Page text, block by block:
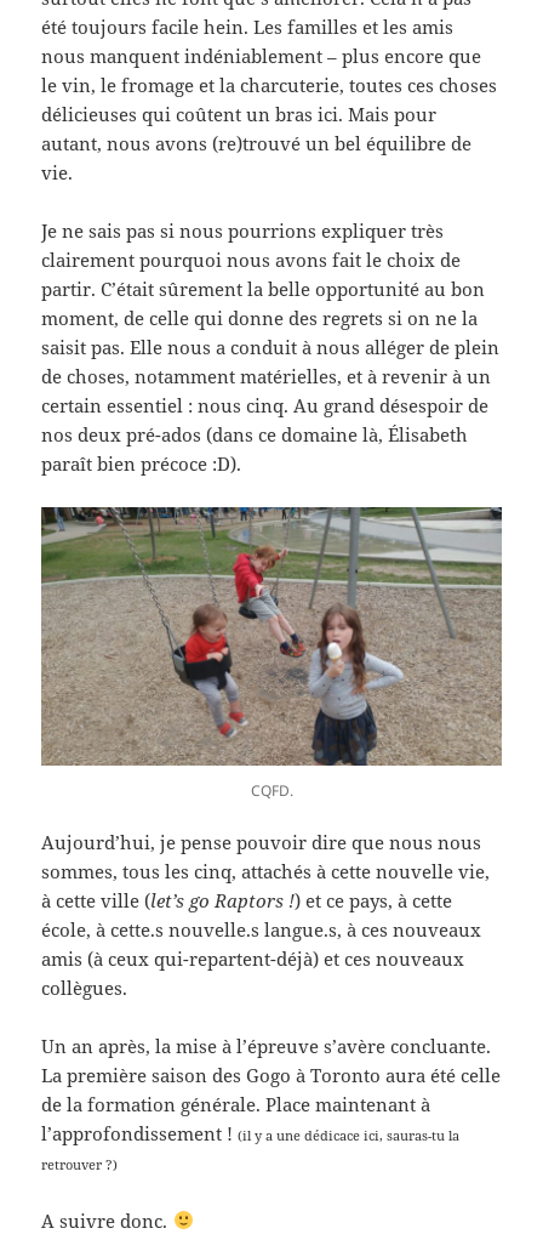
été toujours facile hein. Les familles et les amis
nous manquent indéniablement – plus encore que
le vin, le fromage et la charcuterie, toutes ces choses
délicieuses qui coûtent un bras ici. Mais pour
autant, nous avons (re)trouvé un bel équilibre de
vie.
Je ne sais pas si nous pourrions expliquer très
clairement pourquoi nous avons fait le choix de
partir. C’était sûrement la belle opportunité au bon
moment, de celle qui donne des regrets si on ne la
saisit pas. Elle nous a conduit à nous alléger de plein
de choses, notamment matérielles, et à revenir à un
certain essentiel : nous cinq. Au grand désespoir de
nos deux pré-ados (dans ce domaine là, Élisabeth
paraît bien précoce :D).
CQFD.
Aujourd’hui, je pense pouvoir dire que nous nous
sommes, tous les cinq, attachés à cette nouvelle vie,
à cette ville (let’s go Raptors !) et ce pays, à cette
école, à cette.s nouvelle.s langue.s, à ces nouveaux
amis (à ceux qui-repartent-déjà) et ces nouveaux
collègues.
Un an après, la mise à l’épreuve s’avère concluante.
La première saison des Gogo à Toronto aura été celle
de la formation générale. Place maintenant à
l’approfondissement !(il y a une dédicace ici, sauras-tu la
retrouver ?)
A suivre donc.